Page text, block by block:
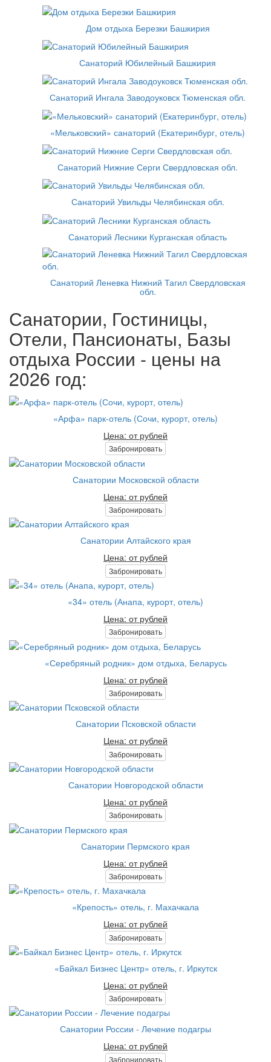
Дом отдыха Березки Башкирия
Санаторий Юбилейный Башкирия
Санаторий Ингала Заводоуковск Тюменская обл.
«Мельковский» санаторий (Екатеринбург, отель)
Санаторий Нижние Серги Свердловская обл.
Санаторий Увильды Челябинская обл.
Санаторий Лесники Курганская область
Санаторий Леневка Нижний Тагил Свердловская
обл.
Санатории, Гостиницы,
Отели, Пансионаты, Базы
отдыха России - цены на
2026 год:
«Арфа» парк-отель (Сочи, курорт, отель)
Цена: от рублей
Забронировать
Санатории Московской области
Цена: от рублей
Забронировать
Санатории Алтайского края
Цена: от рублей
Забронировать
«34» отель (Анапа, курорт, отель)
Цена: от рублей
Забронировать
«Серебряный родник» дом отдыха, Беларусь
Цена: от рублей
Забронировать
Санатории Псковской области
Цена: от рублей
Забронировать
Санатории Новгородской области
Цена: от рублей
Забронировать
Санатории Пермского края
Цена: от рублей
Забронировать
«Крепость» отель, г. Махачкала
Цена: от рублей
Забронировать
«Байкал Бизнес Центр» отель, г. Иркутск
Цена: от рублей
Забронировать
Санатории России - Лечение подагры
Цена: от рублей
Забронировать